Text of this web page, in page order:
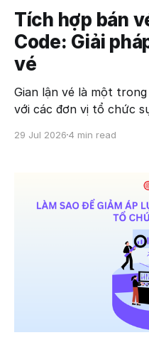
Tích hợp bán
Code: Giải
vé
Gian lận vé là một
với các đơn vị tổ chức
đã qua sử dụng, các
29 Jul 2026 4 min read